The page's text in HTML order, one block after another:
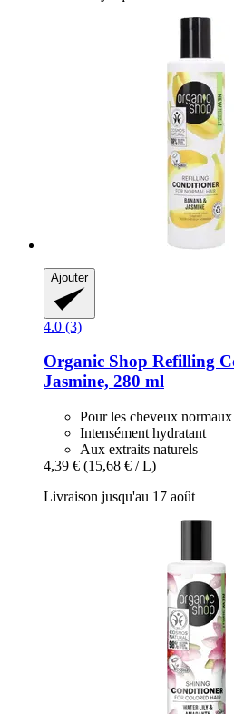
Ajouter
4.0 (3)
Organic Shop Refilling
Jasmine, 280 ml
Pour les cheveux normaux
Intensément hydratant
Aux extraits naturels
4,39 € (15,68 € / L)
Livraison jusqu'au 17 août